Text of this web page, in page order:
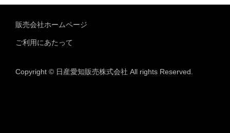
販売会社ホームページ
ご利用にあたって
Copyright © 日産愛知販売株式会社 All rights Reserved.